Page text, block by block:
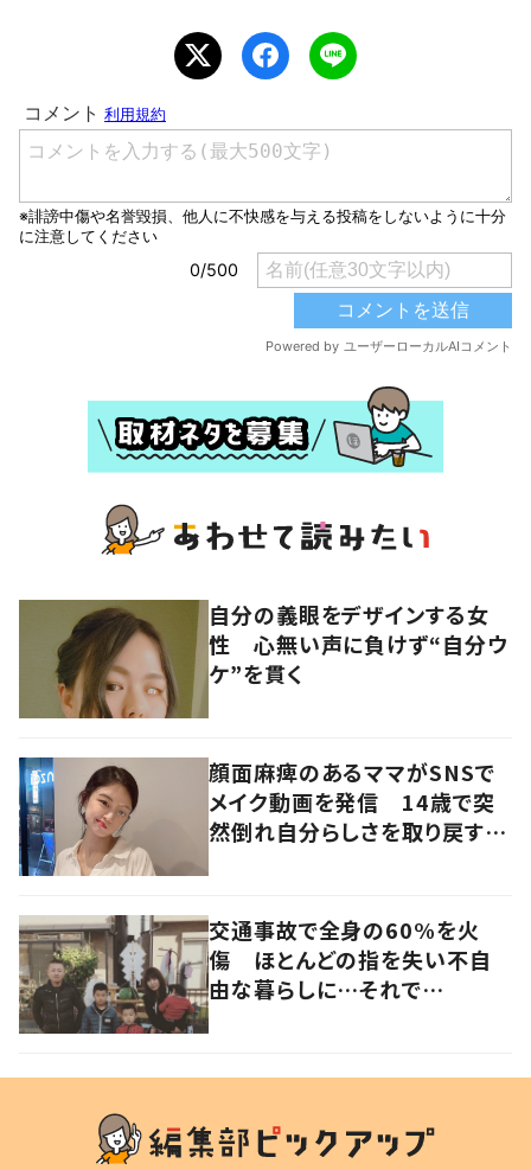
自分の義眼をデザインする女
性 心無い声に負けず“自分ウ
ケ”を貫く
顔面麻痺のあるママがSNSで
メイク動画を発信 14歳で突
然倒れ自分らしさを取り戻すま
交通事故で全身の60%を火
傷 ほとんどの指を失い不自
由な暮らしに…それで